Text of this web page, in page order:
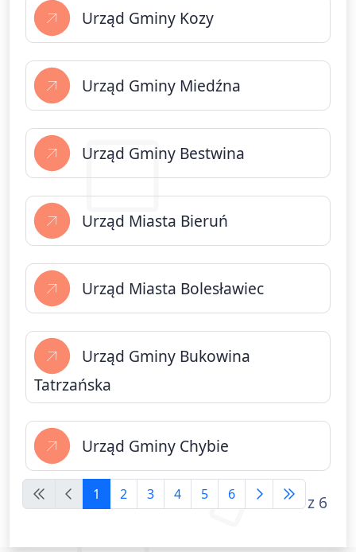
Spis kontaktów,
Urząd Gminy Kozy
Urząd Gminy Miedźna
Urząd Gminy Bestwina
Urząd Miasta Bieruń
Urząd Miasta Bolesławiec
Urząd Gminy Bukowina
Tatrzańska
Urząd Gminy Chybie
Strona 1 z 6
1 2 3 4 5 6